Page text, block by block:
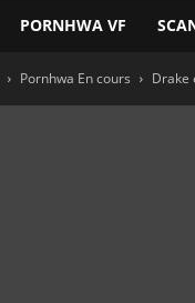
PORNHWA VF
Pornhwa En cours Drake